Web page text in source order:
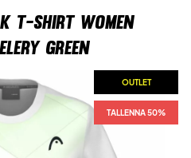
T-shirt Women
Green
OUTLET
TALLENNA 50%
OUTLET
TALLENNA 50%
OUTLET
TALLENNA 50%
OUTLET
TALLENNA 50%